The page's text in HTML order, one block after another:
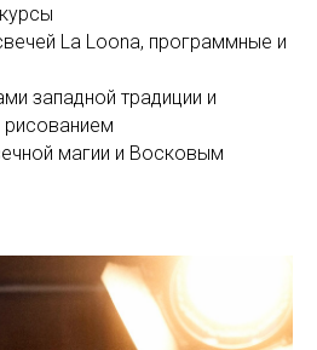
La Loona, программные и
западной традиции и
рисованием
магии и Восковым